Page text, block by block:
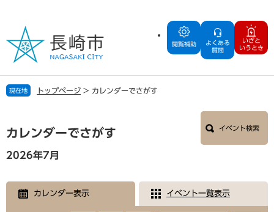
の
で
す
ー
ば
し
文
閲覧補助
よくある
質問
いざと
いうとき
現在地 トップページ > カレンダーでさがす
文
カレンダーでさがす イベント検索
2026年7月
カレンダー表示 イベント一覧表示